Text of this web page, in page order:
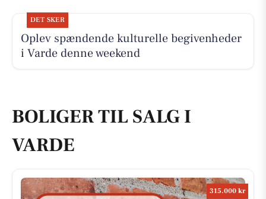
DET SKER
Oplev spændende kulturelle begivenheder
i Varde denne weekend
BOLIGER TIL SALG I
VARDE
315.000 kr